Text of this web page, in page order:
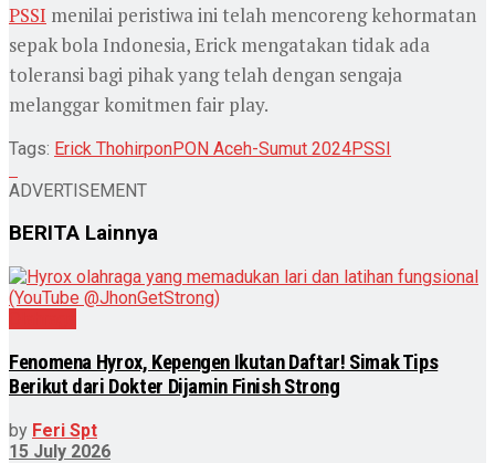
PSSI menilai peristiwa ini telah mencoreng kehormatan
sepak bola Indonesia, Erick mengatakan tidak ada
toleransi bagi pihak yang telah dengan sengaja
melanggar komitmen fair play.
Tags: Erick ThohirponPON Aceh-Sumut 2024PSSI
ADVERTISEMENT
BERITA Lainnya
Fenomena Hyrox, Kepengen Ikutan Daftar! Simak Tips
Berikut dari Dokter Dijamin Finish Strong
by Feri Spt
15 July 2026